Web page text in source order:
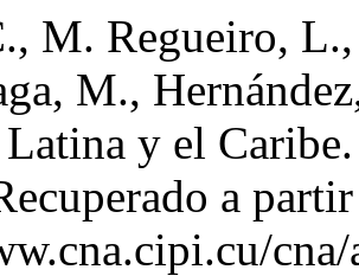
M. Regueiro, L.,
M.,
y el
a